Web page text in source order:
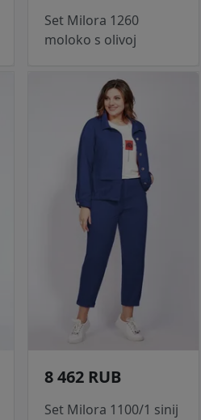
Set Milora 1260
moloko s olivoj
8 462 RUB
Set Milora 1100/1 sinij